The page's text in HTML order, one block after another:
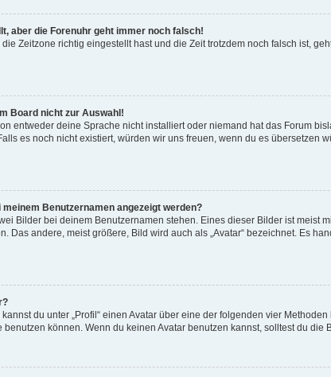
aber die Forenuhr geht immer noch falsch!
Zeitzone richtig eingestellt hast und die Zeit trotzdem noch falsch ist,
Board nicht zur Auswahl!
entweder deine Sprache nicht installiert oder niemand hat das Forum
es noch nicht existiert, würden wir uns freuen, wenn du es übersetzen
Benutzernamen angezeigt werden?
Bilder bei deinem Benutzernamen stehen. Eines dieser Bilder ist
Das andere, meist größere, Bild wird auch als „Avatar“ bezeichnet. Es
du unter „Profil“ einen Avatar über eine der folgenden vier
können. Wenn du keinen Avatar benutzen kannst, solltest du die